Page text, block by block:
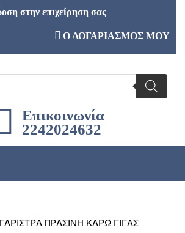
στην επιχείρηση σας
Ο ΛΟΓΑΡΙΑΣΜΟΣ ΜΟΥ
Επικοινωνία
2242024632